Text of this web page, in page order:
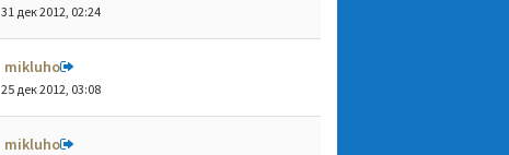
31 дек 2012, 02:24
mikluho
25 дек 2012, 03:08
mikluho